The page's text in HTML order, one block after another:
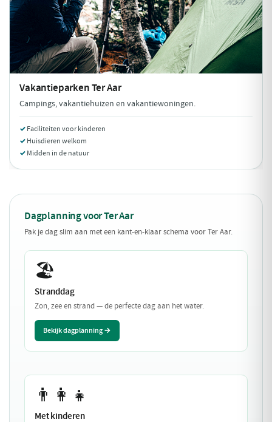
VakantieparkenTer Aar
Campings, vakantiehuizen en vakantiewoningen.
Faciliteiten voor kinderen
Huisdieren welkom
Midden in de natuur
Dagplanning voor Ter Aar
Pak je dag slim aan met een kant-en-klaar schema voor Ter Aar.
🏖️
Stranddag
Zon, zee en strand — de perfecte dag aan het water.
Bekijk dagplanning →
👨‍👩‍👧
Met kinderen